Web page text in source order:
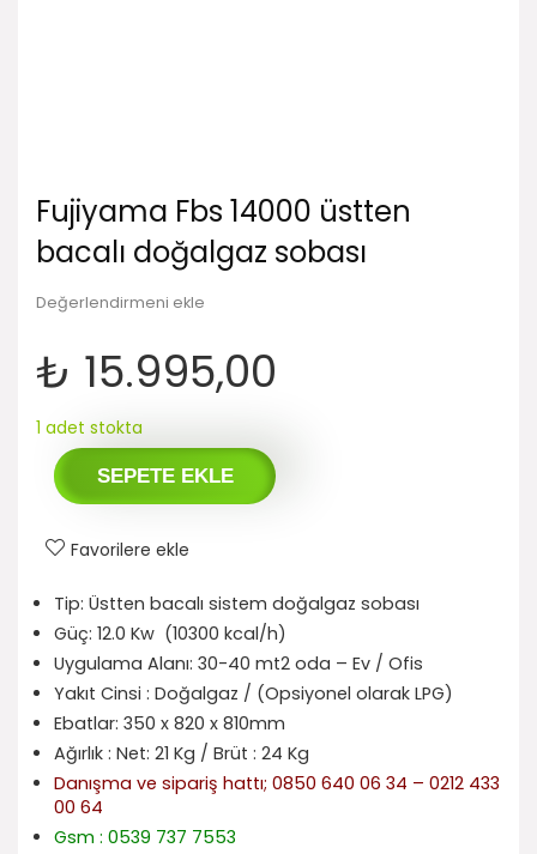
Fujiyama Fbs 14000 üstten
bacalı doğalgaz sobası
Değerlendirmeni ekle
₺ 15.995,00
1 adet stokta
SEPETE EKLE
Favorilere ekle
Tip: Üstten bacalı sistem doğalgaz sobası
Güç: 12.0 Kw (10300 kcal/h)
Uygulama Alanı: 30-40 mt2 oda – Ev / Ofis
Yakıt Cinsi : Doğalgaz / (Opsiyonel olarak LPG)
Ebatlar: 350 x 820 x 810mm
Ağırlık : Net: 21 Kg / Brüt : 24 Kg
Danışma ve sipariş hattı; 0850 640 06 34 – 0212 433
00 64
Gsm : 0539 737 7553